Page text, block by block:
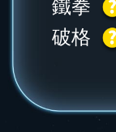
鐵拳
破格